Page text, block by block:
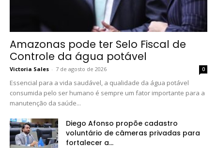
Amazonas pode ter Selo Fiscal de
Controle da água potável
Victoria Sales - 7 de agosto de 2026 0
Essencial para a vida saudável, a qualidade da água potável
consumida pelo ser humano é sempre um fator importante para a
manutenção da saúde...
Diego Afonso propõe cadastro
voluntário de câmeras privadas para
fortalecer a...